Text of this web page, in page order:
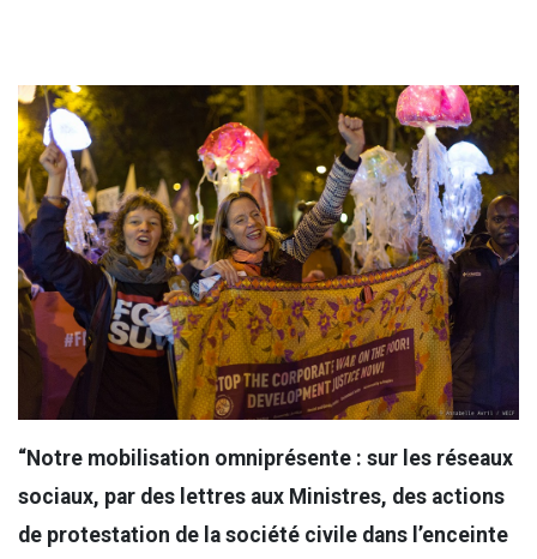
“Notre mobilisation omniprésente : sur les réseaux
sociaux, par des lettres aux Ministres, des actions
de protestation de la société civile dans l’enceinte